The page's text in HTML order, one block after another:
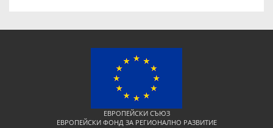
ЕВРОПЕЙСКИ СЪЮЗ
ЕВРОПЕЙСКИ ФОНД ЗА РЕГИОНАЛНО РАЗВИТИЕ